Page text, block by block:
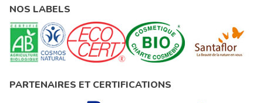
NOS LABELS
PARTENAIRES ET CERTIFICATIONS